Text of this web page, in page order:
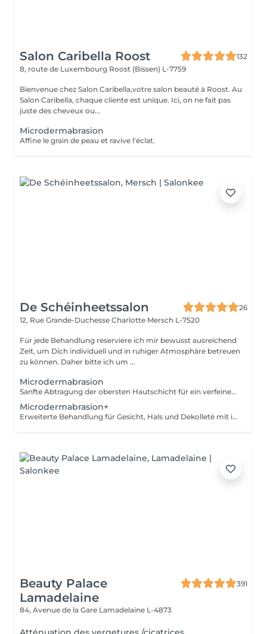
Salon Caribella Roost
132
8, route de Luxembourg Roost (Bissen) L-7759
Bienvenue chez Salon Caribella,votre salon beauté à Roost. Au
Salon Caribella, chaque cliente est unique. Ici, on ne fait pas
juste des cheveux ou...
Microdermabrasion
Affine le grain de peau et ravive l'éclat.
De Schéinheetssalon
26
12, Rue Grande-Duchesse Charlotte Mersch L-7520
Für jede Behandlung reserviere ich mir bewusst ausreichend
Zeit, um Dich individuell und in ruhiger Atmosphäre betreuen
zu können. Daher bitte ich um ...
Microdermabrasion
Sanfte Abtragung der obersten Hautschicht für ein verfeinertes, ebenmäßiges Hautbild und mehr Strahlkraft. Ohne Massage und Ausreinigung. Eine Kur (5+1 gratis) möglich, diese wird individuell auf dein Hautbild abgestimmt. Intervalle und Details besprechen wir persönlich vor Ort, um optimale Ergebnisse zu erzielen.
Microdermabrasion+
Erweiterte Behandlung für Gesicht, Hals und Dekolleté mit intensiver Pflege. Wahlweise mit Ausreinigung oder Massage für ein sichtbar glatteres Hautbild. Eine Kur (5+1 gratis) möglich, diese wird individuell auf dein Hautbild abgestimmt Intervalle und Details besprechen wir persönlich vor Ort, um optimale Ergebnisse zu erzielen
Beauty Palace
Lamadelaine
391
84, Avenue de la Gare Lamadelaine L-4873